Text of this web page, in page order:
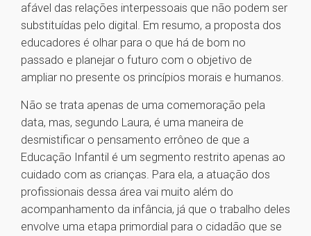
afável das relações interpessoais que não podem ser
substituídas pelo digital. Em resumo, a proposta dos
educadores é olhar para o que há de bom no
passado e planejar o futuro com o objetivo de
ampliar no presente os princípios morais e humanos.
Não se trata apenas de uma comemoração pela
data, mas, segundo Laura, é uma maneira de
desmistificar o pensamento errôneo de que a
Educação Infantil é um segmento restrito apenas ao
cuidado com as crianças. Para ela, a atuação dos
profissionais dessa área vai muito além do
acompanhamento da infância, já que o trabalho deles
envolve uma etapa primordial para o cidadão que se